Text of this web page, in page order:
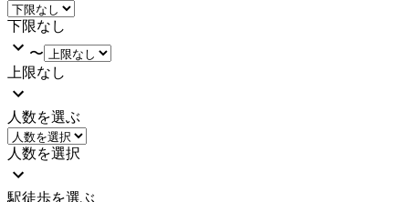
下限なし
〜
上限なし
人数を選ぶ
人数を選択
駅徒歩を選ぶ